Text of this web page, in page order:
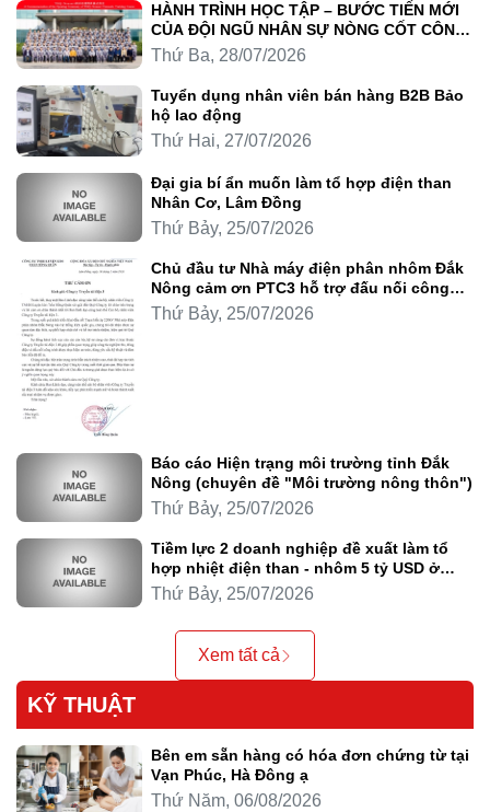
HÀNH TRÌNH HỌC TẬP – BƯỚC TIẾN MỚI
CỦA ĐỘI NGŨ NHÂN SỰ NÒNG CỐT CÔNG
TY LUYỆN KIM TRẦN HỒNG QUÂN
Thứ Ba, 28/07/2026
Tuyển dụng nhân viên bán hàng B2B Bảo
hộ lao động
Thứ Hai, 27/07/2026
Đại gia bí ẩn muốn làm tổ hợp điện than
Nhân Cơ, Lâm Đồng
Thứ Bảy, 25/07/2026
Chủ đầu tư Nhà máy điện phân nhôm Đắk
Nông cảm ơn PTC3 hỗ trợ đấu nối công
trình
Thứ Bảy, 25/07/2026
Báo cáo Hiện trạng môi trường tỉnh Đắk
Nông (chuyên đề "Môi trường nông thôn")
Thứ Bảy, 25/07/2026
Tiềm lực 2 doanh nghiệp đề xuất làm tổ
hợp nhiệt điện than - nhôm 5 tỷ USD ở
Lâm Đồng
Thứ Bảy, 25/07/2026
Xem tất cả
KỸ THUẬT
Bên em sẵn hàng có hóa đơn chứng từ tại
Vạn Phúc, Hà Đông ạ
Thứ Năm, 06/08/2026